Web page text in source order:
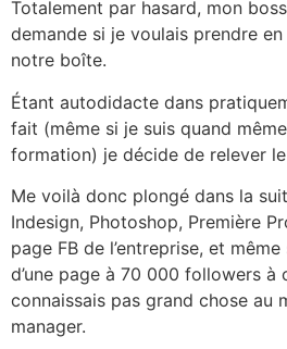
Totalement par hasard, mon
demande si je voulais prendre en
notre boîte.
Étant autodidacte dans
fait (même si je suis quand
formation) je décide de relever
Me voilà donc plongé dans la
Indesign, Photoshop, Première
page FB de l’entreprise, et
d’une page à 70 000 followers à
connaissais pas grand chose au
manager.